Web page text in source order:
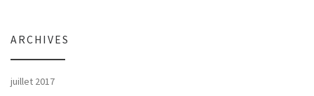
ARCHIVES
juillet 2017